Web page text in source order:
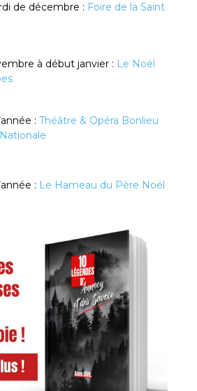
de décembre : Foire de la Saint
à début janvier : Le Noël
: Théâtre & Opéra Bonlieu
: Le Hameau du Père Noël